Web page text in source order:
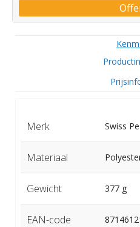
Merk Swiss
Materiaal
Gewicht 377 g
EAN-code